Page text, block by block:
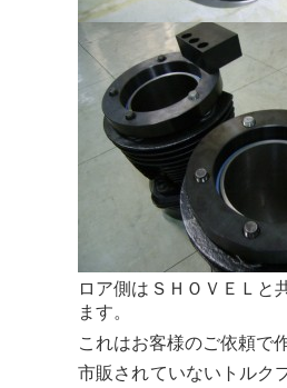
ロア側はＳＨＯＶＥＬと
ます。
これはお客様のご依頼で
市販されていないトルク